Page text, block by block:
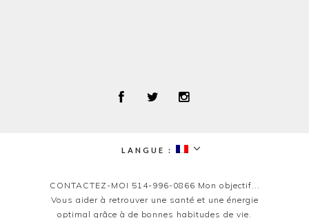
LANGUE :
expand
CONTACTEZ-MOI 514-996-0866 Mon objectif...
Vous aider à retrouver une santé et une énergie
optimal grâce à de bonnes habitudes de vie.